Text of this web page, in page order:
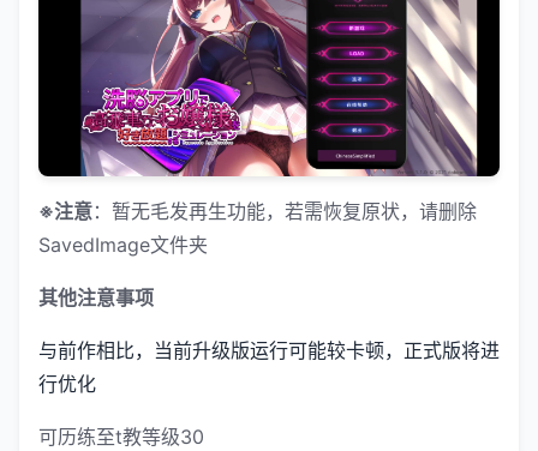
※注意：暂无毛发再生功能，若需恢复原状，请删除
SavedImage文件夹
其他注意事项
与前作相比，当前升级版运行可能较卡顿，正式版将进
行优化
可历练至t教等级30